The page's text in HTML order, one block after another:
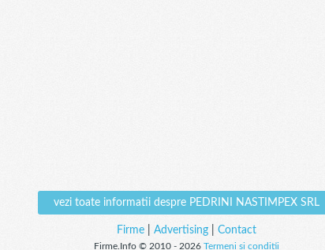
vezi toate informatii despre PEDRINI NASTIMPEX SRL
Firme| Advertising| Contact
Firme.Info © 2010 - 2026 Termeni si conditii